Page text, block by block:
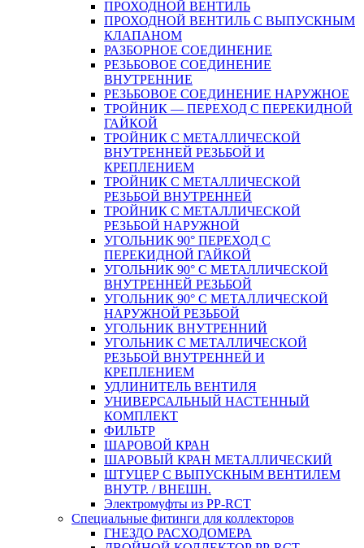
ПРОХОДНОЙ ВЕНТИЛЬ
ПРОХОДНОЙ ВЕНТИЛЬ С ВЫПУСКНЫМ
КЛАПАНОМ
РАЗБОРНОЕ СОЕДИНЕНИЕ
РЕЗЬБОВОЕ СОЕДИНЕНИЕ
ВНУТРЕННИЕ
РЕЗЬБОВОЕ СОЕДИНЕНИЕ НАРУЖНОЕ
ТРОЙНИК — ПЕРЕХОД С ПЕРЕКИДНОЙ
ГАЙКОЙ
ТРОЙНИК С МЕТАЛЛИЧЕСКОЙ
ВНУТРЕННЕЙ РЕЗЬБОЙ И
КРЕПЛЕНИЕМ
ТРОЙНИК С МЕТАЛЛИЧЕСКОЙ
РЕЗЬБОЙ ВНУТРЕННЕЙ
ТРОЙНИК С МЕТАЛЛИЧЕСКОЙ
РЕЗЬБОЙ НАРУЖНОЙ
УГОЛЬНИК 90° ПЕРЕХОД С
ПЕРЕКИДНОЙ ГАЙКОЙ
УГОЛЬНИК 90° С МЕТАЛЛИЧЕСКОЙ
ВНУТРЕННEЙ РЕЗЬБОЙ
УГОЛЬНИК 90° С МЕТАЛЛИЧЕСКОЙ
НАРУЖНОЙ РЕЗЬБОЙ
УГОЛЬНИК ВНУТРЕННИЙ
УГОЛЬНИК С МЕТАЛЛИЧЕСКОЙ
РЕЗЬБОЙ ВНУТРЕННЕЙ И
КРЕПЛЕНИЕМ
УДЛИНИТЕЛЬ ВЕНТИЛЯ
УНИВЕРСАЛЬНЫЙ НАСТЕННЫЙ
КОМПЛЕКТ
ФИЛЬТР
ШАРОВОЙ КРАН
ШАРОВЫЙ КРАН МЕТАЛЛИЧЕСКИЙ
ШТУЦЕР С ВЫПУСКНЫМ ВЕНТИЛЕМ
ВНУТР. / ВНЕШН.
Электромуфты из PP-RCT
Специальные фитинги для коллекторов
ГНЕЗДО РАСХОДОМЕРА